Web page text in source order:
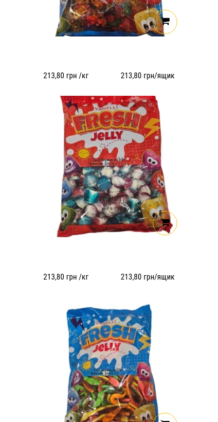
213,80 грн /кг 213,80 грн/ящик
213,80 грн /кг 213,80 грн/ящик